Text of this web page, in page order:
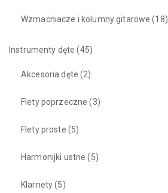
Wzmacniacze i kolumny gitarowe (18)
Instrumenty dęte (45)
Akcesoria dęte (2)
Flety poprzeczne (3)
Flety proste (5)
Harmonijki ustne (5)
Klarnety(5)